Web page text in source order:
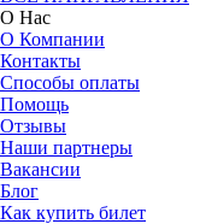
О Нас
О Компании
Контакты
Способы оплаты
Помощь
Отзывы
Наши партнеры
Вакансии
Блог
Как купить билет